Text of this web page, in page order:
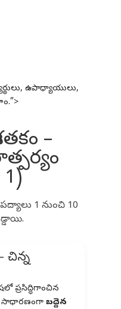
ఉపాధ్యాయులు,
–
1 నుంచి 10
చిన్న
ప్రసిద్ధిగాంచిన
సాధారణంగా బద్దెన